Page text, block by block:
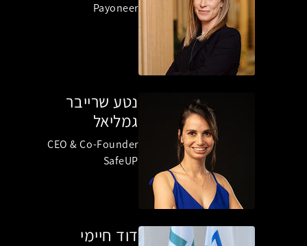
Payoneer
נטע שרייבר
גמליאל
CEO & Co-Founder
SafeUP
דוד חיימי